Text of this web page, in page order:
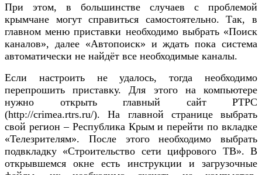
При этом, в большинстве случаев с проблемой
крымчане могут справиться самостоятельно. Так, в
главном меню приставки необходимо выбрать «Поиск
каналов», далее «Автопоиск» и ждать пока система
автоматически не найдёт все необходимые каналы.
Если настроить не удалось, тогда необходимо
перепрошить приставку. Для этого на компьютере
нужно открыть главный сайт РТРС
(http://crimea.rtrs.ru/). На главной странице выбрать
свой регион – Республика Крым и перейти по вкладке
«Телезрителям». После этого необходимо выбрать
подвкладку «Строительство сети цифрового ТВ». В
открывшемся окне есть инструкции и загрузочные